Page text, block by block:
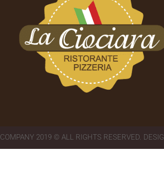
COMPANY 2019 © ALL RIGHTS RESERVED.